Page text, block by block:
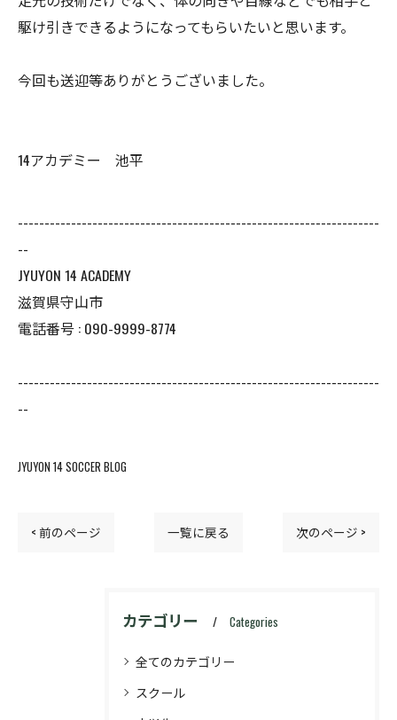
駆け引きできるようになってもらいたいと思います。
今回も送迎等ありがとうございました。
14アカデミー 池平
--------------------------------------------------------------------
--
JYUYON 14 ACADEMY
滋賀県守山市
電話番号 : 090-9999-8774
--------------------------------------------------------------------
--
JYUYON 14 SOCCER BLOG
< 前のページ 一覧に戻る 次のページ >
カテゴリー Categories
全てのカテゴリー
スクール